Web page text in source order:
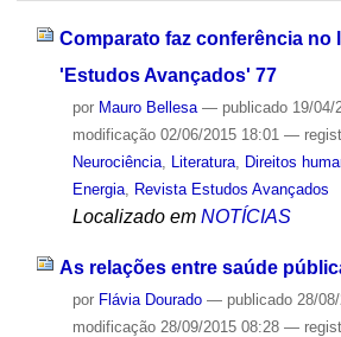
Comparato faz conferência no
'Estudos Avançados' 77
por Mauro Bellesa — publicado19/04/
modificação02/06/2015 18:01 —
Neurociência, Literatura, Direitos
Energia, Revista Estudos Avançados
Localizado em NOTÍCIAS
As relações entre saúde
por Flávia Dourado — publicado28/08/
modificação28/09/2015 08:28 —